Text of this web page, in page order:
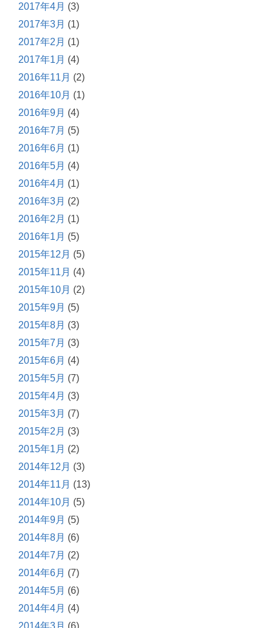
2017年4月 (3)
2017年3月 (1)
2017年2月 (1)
2017年1月 (4)
2016年11月 (2)
2016年10月 (1)
2016年9月 (4)
2016年7月 (5)
2016年6月 (1)
2016年5月 (4)
2016年4月 (1)
2016年3月 (2)
2016年2月 (1)
2016年1月 (5)
2015年12月 (5)
2015年11月 (4)
2015年10月 (2)
2015年9月 (5)
2015年8月 (3)
2015年7月 (3)
2015年6月 (4)
2015年5月 (7)
2015年4月 (3)
2015年3月 (7)
2015年2月 (3)
2015年1月 (2)
2014年12月 (3)
2014年11月 (13)
2014年10月 (5)
2014年9月 (5)
2014年8月 (6)
2014年7月 (2)
2014年6月 (7)
2014年5月 (6)
2014年4月 (4)